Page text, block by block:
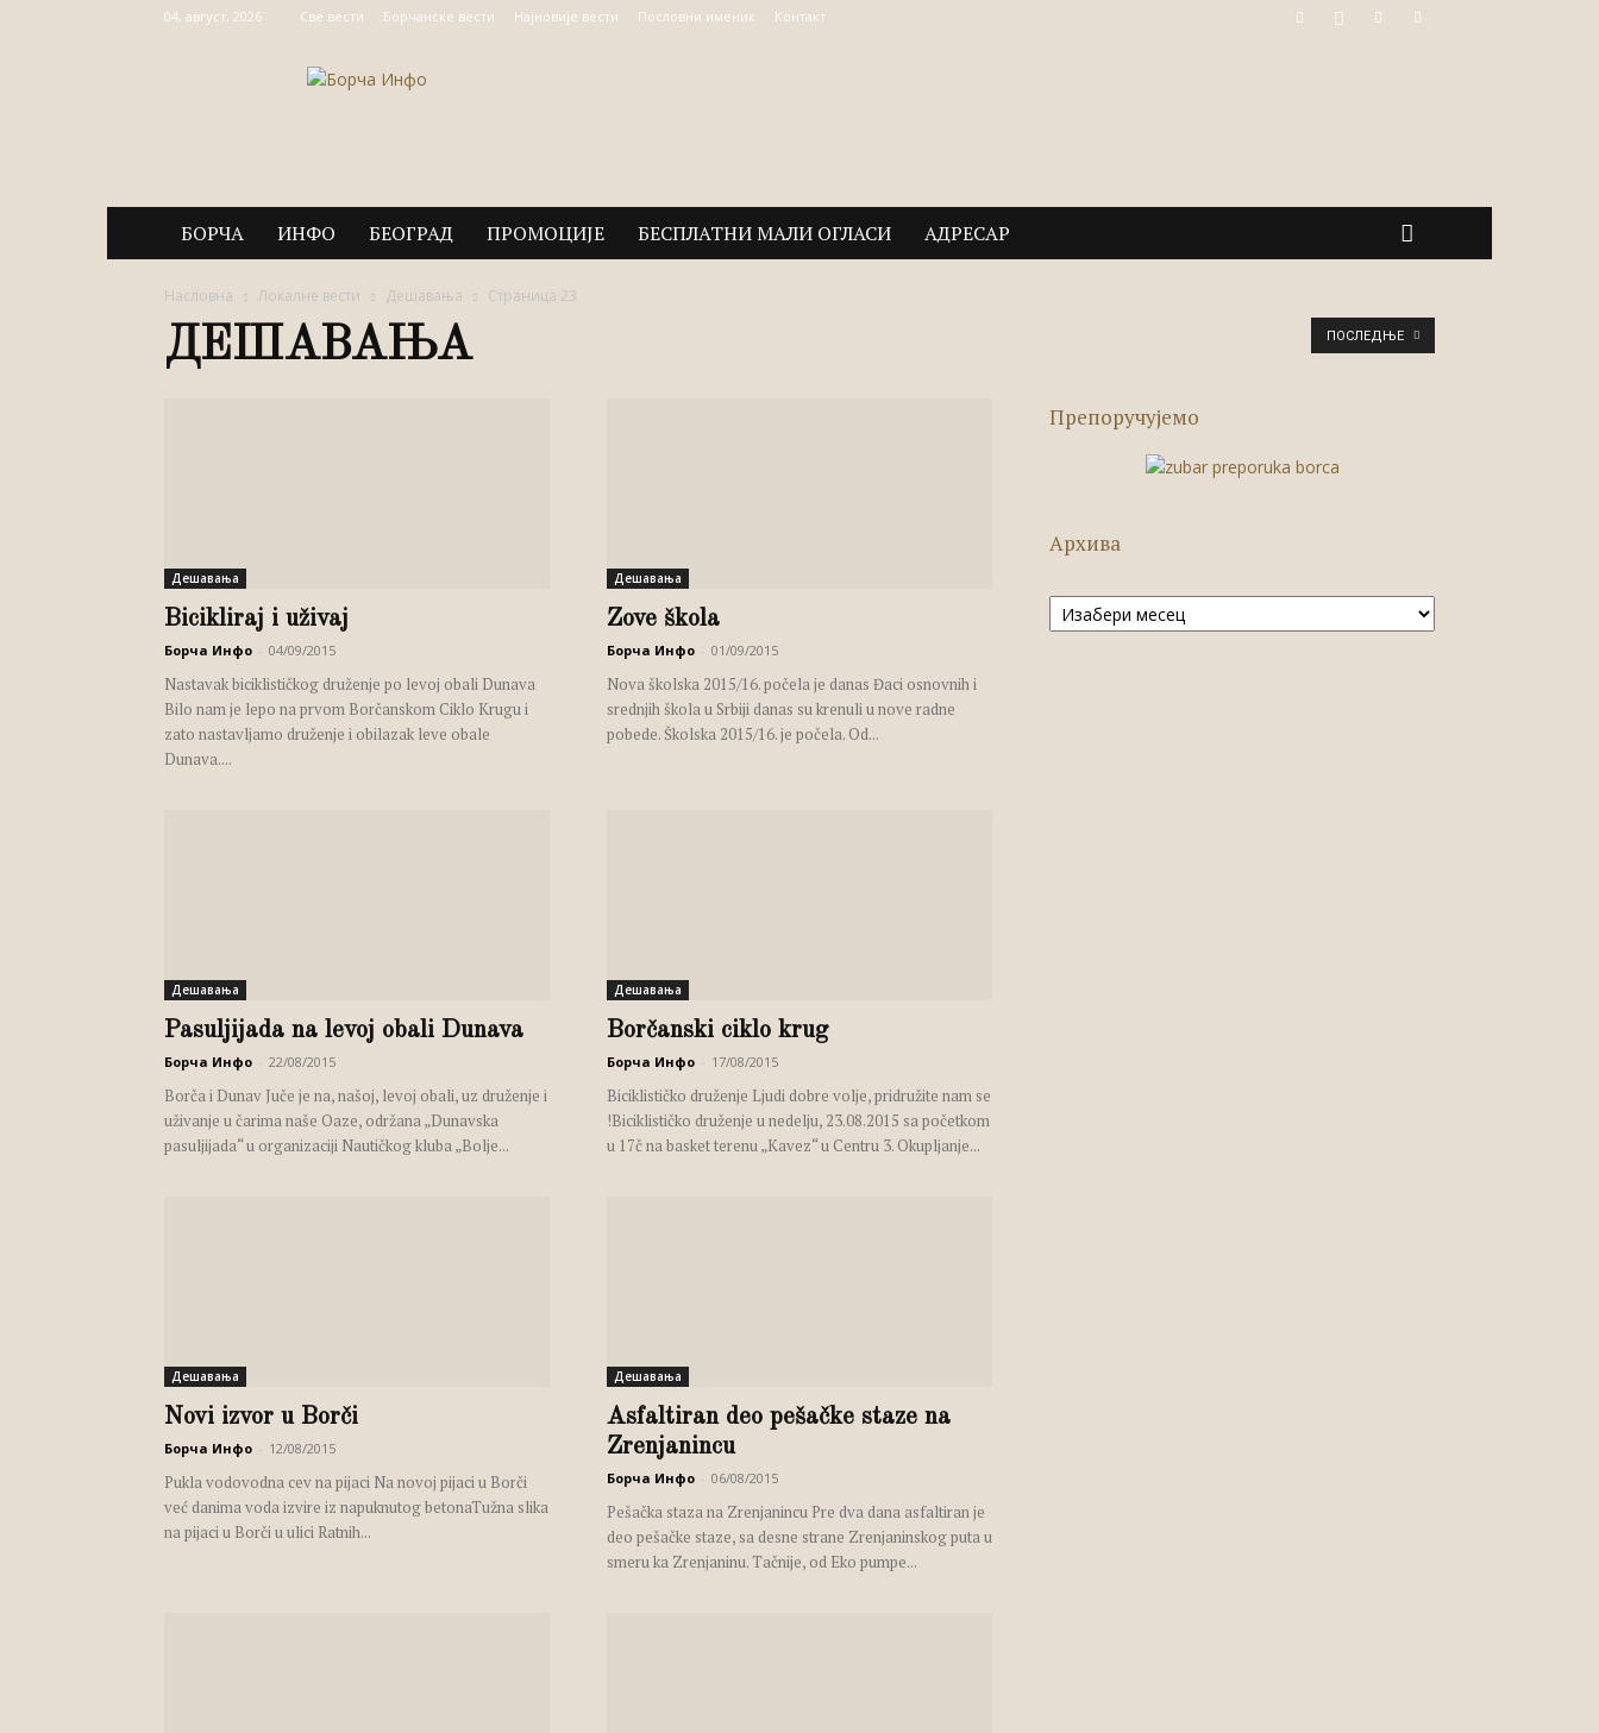
04, август, 2026 Све вести Борчанске вести Најновије вести Пословни именик Контакт
БОРЧА ИНФО БЕОГРАД ПРОМОЦИЈЕ БЕСПЛАТНИ МАЛИ ОГЛАСИ АДРЕСАР
Насловна Локалне вести Дешавања Страница 23
ДЕШАВАЊА ПОСЛЕДЊЕ
Дешавања
Bicikliraj i uživaj
Борча Инфо 04/09/2015
Nastavak biciklističkog druženje po levoj obali Dunava
Bilo nam je lepo na prvom Borčanskom Ciklo Krugu i
zato nastavljamo druženje i obilazak leve obale
Dunava....
Дешавања
Zove škola
Борча Инфо 01/09/2015
Nova školska 2015/16. počela je danas Đaci osnovnih i
srednjih škola u Srbiji danas su krenuli u nove radne
pobede. Školska 2015/16. je počela. Od...
Дешавања
Pasuljijada na levoj obali Dunava
Борча Инфо 22/08/2015
Borča i Dunav Juče je na, našoj, levoj obali, uz druženje i
uživanje u čarima naše Oaze, održana „Dunavska
pasuljijada“ u organizaciji Nautičkog kluba „Bolje...
Дешавања
Borčanski ciklo krug
Борча Инфо 17/08/2015
Biciklističko druženje Ljudi dobre volje, pridružite nam se
!Biciklističko druženje u nedelju, 23.08.2015 sa početkom
u 17č na basket terenu „Kavez“ u Centru 3. Okupljanje...
Дешавања
Novi izvor u Borči
Борча Инфо 12/08/2015
Pukla vodovodna cev na pijaci Na novoj pijaci u Borči
već danima voda izvire iz napuknutog betonaTužna slika
na pijaci u Borči u ulici Ratnih...
Дешавања
Asfaltiran deo pešačke staze na
Zrenjanincu
Борча Инфо 06/08/2015
Pešačka staza na Zrenjanincu Pre dva dana asfaltiran je
deo pešačke staze, sa desne strane Zrenjaninskog puta u
smeru ka Zrenjaninu. Tačnije, od Eko pumpe...
Препоручујемо
Архива
Архива